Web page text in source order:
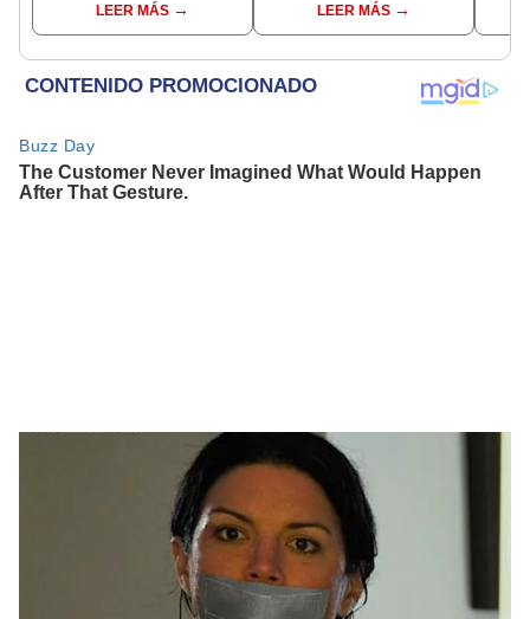
denunciarlo por
tocamientos: “Me
LEER MÁS
ausencia en los
eventos: "Mi familia es
LEER MÁS